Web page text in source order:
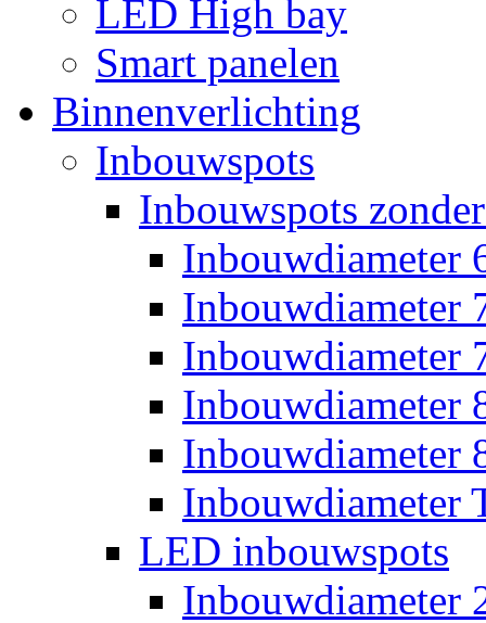
LED High bay
Smart panelen
Binnenverlichting
Inbouwspots
Inbouwspots
Inbouwdiameter
Inbouwdiameter
Inbouwdiameter
Inbouwdiameter
Inbouwdiameter
Inbouwdiameter
LED inbouwspots
Inbouwdiameter